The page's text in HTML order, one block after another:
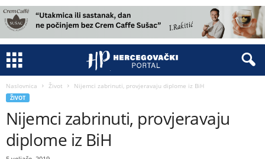
Naslovnica Život Nijemci zabrinuti, provjeravaju diplome iz BiH
ŽIVOT
Nijemci zabrinuti, provjeravaju
diplome iz BiH